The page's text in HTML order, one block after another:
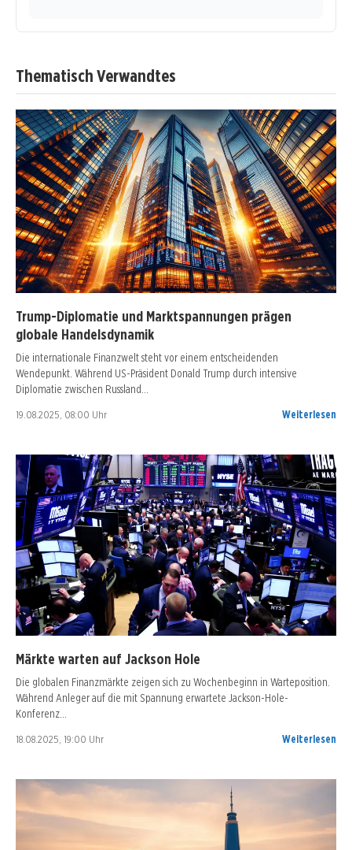
Thematisch Verwandtes
Trump-Diplomatie und Marktspannungen prägen
globale Handelsdynamik
Die internationale Finanzwelt steht vor einem entscheidenden
Wendepunkt. Während US-Präsident Donald Trump durch intensive
Diplomatie zwischen Russland…
19.08.2025, 08:00 Uhr Weiterlesen
Märkte warten auf Jackson Hole
Die globalen Finanzmärkte zeigen sich zu Wochenbeginn in Warteposition.
Während Anleger auf die mit Spannung erwartete Jackson-Hole-
Konferenz…
18.08.2025, 19:00 Uhr Weiterlesen